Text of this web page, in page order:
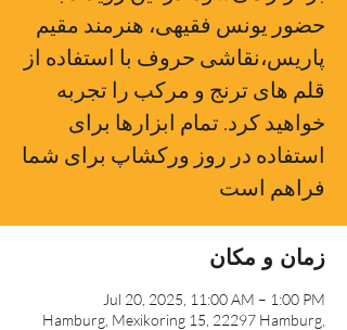
حضور یونس فقیهی، هنرمند مقیم
پاریس،نقاشی حروف با استفاده از
قلم های ترنج و مرکب را تجربه
خواهید کرد. تمام ابزارها برای
استفاده در روز ورکشاپ برای شما
فراهم است
زمان و مکان
Jul 20, 2025, 11:00 AM – 1:00 PM
Hamburg, Mexikoring 15, 22297 Hamburg,